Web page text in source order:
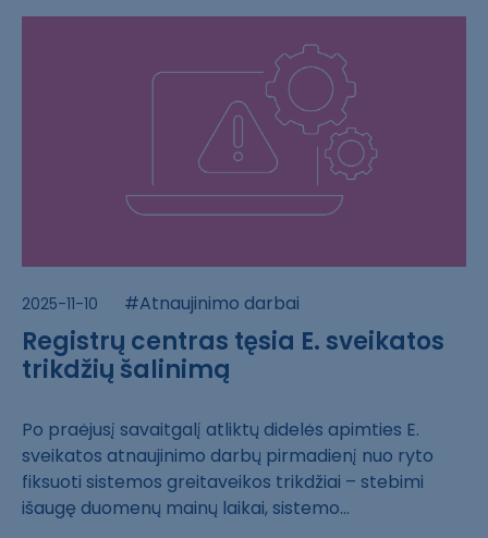
2025-11-10 #Atnaujinimo darbai
Registrų centras tęsia E. sveikatos
trikdžių šalinimą
Po praėjusį sav​aitgalį atliktų​ didelės apimti​es E.
sveikatos​ atnaujinimo da​rbų pirmadienį ​nuo ryto
fiksuo​ti sistemos gre​itaveikos trikd​žiai – stebimi ​
išaugę duomenų ​mainų laikai, s​istemo...